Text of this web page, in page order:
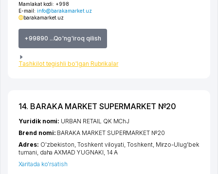
Mamlakat kodi: +998
E-mail: info@barakamarket.uz
barakamarket.uz
+99890 ...Qo'ng'iroq qilish
Tashkilot tegishli bo'lgan Rubrikalar
14. BARAKA MARKET SUPERMARKET №20
Yuridik nomi: URBAN RETAIL QK MChJ
Brend nomi: BARAKA MARKET SUPERMARKET №20
Adres: O'zbekiston,Toshkent viloyati ,Toshkent, Mirzo-Ulug'bek
tumani daha AXMAD YUGNAKI , 14 A
Xaritada ko'rsatish